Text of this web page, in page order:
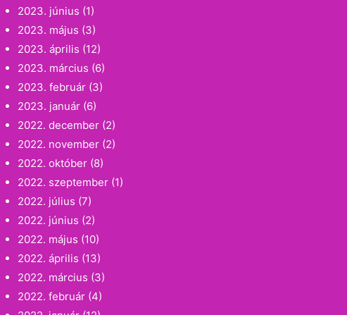
2023. június (1)
2023. május (3)
2023. április (12)
2023. március (6)
2023. február (3)
2023. január (6)
2022. december (2)
2022. november (2)
2022. október (8)
2022. szeptember (1)
2022. július (7)
2022. június (2)
2022. május (10)
2022. április (13)
2022. március (3)
2022. február (4)